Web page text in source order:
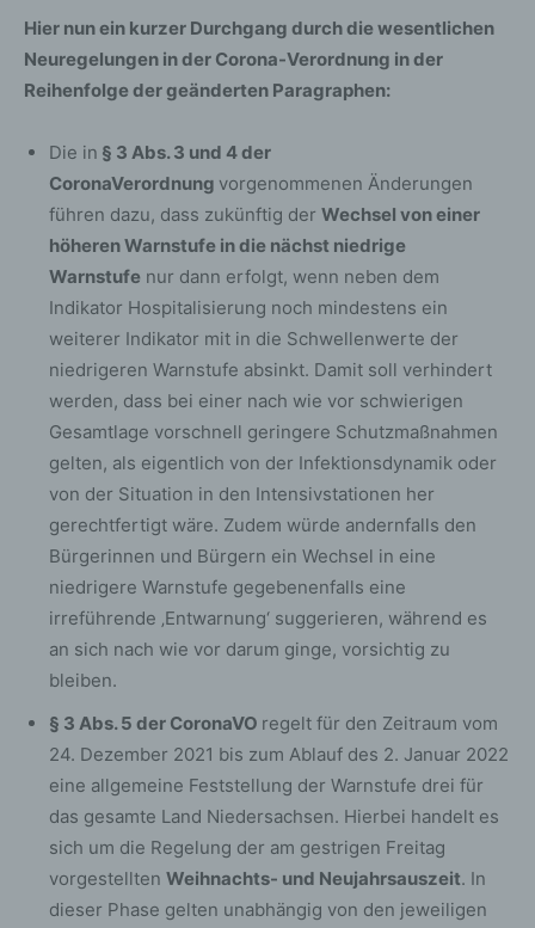
Hier nun ein kurzer Durchgang durch die wesentlichen
Neuregelungen in der Corona-Verordnung in der
Reihenfolge der geänderten Paragraphen:
Die in § 3 Abs. 3 und 4 der
CoronaVerordnung vorgenommenen Änderungen
führen dazu, dass zukünftig der Wechsel von einer
höheren Warnstufe in die nächst niedrige
Warnstufe nur dann erfolgt, wenn neben dem
Indikator Hospitalisierung noch mindestens ein
weiterer Indikator mit in die Schwellenwerte der
niedrigeren Warnstufe absinkt. Damit soll verhindert
werden, dass bei einer nach wie vor schwierigen
Gesamtlage vorschnell geringere Schutzmaßnahmen
gelten, als eigentlich von der Infektionsdynamik oder
von der Situation in den Intensivstationen her
gerechtfertigt wäre. Zudem würde andernfalls den
Bürgerinnen und Bürgern ein Wechsel in eine
niedrigere Warnstufe gegebenenfalls eine
irreführende ‚Entwarnung‘ suggerieren, während es
an sich nach wie vor darum ginge, vorsichtig zu
bleiben.
§ 3 Abs. 5 der CoronaVO regelt für den Zeitraum vom
24. Dezember 2021 bis zum Ablauf des 2. Januar 2022
eine allgemeine Feststellung der Warnstufe drei für
das gesamte Land Niedersachsen. Hierbei handelt es
sich um die Regelung der am gestrigen Freitag
vorgestellten Weihnachts- und Neujahrsauszeit. In
dieser Phase gelten unabhängig von den jeweiligen